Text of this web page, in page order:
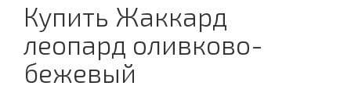
Купить Жаккард
леопард оливково-
бежевый